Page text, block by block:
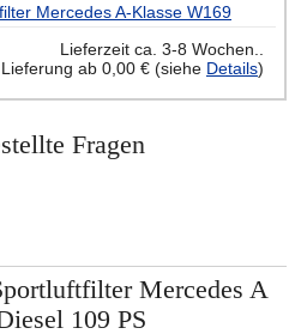
Mercedes A-Klasse W169
Lieferzeit ca. 3-8 Wochen..
Lieferung ab 0,00 € (siehe Details)
Fragen
Mercedes A
109 PS